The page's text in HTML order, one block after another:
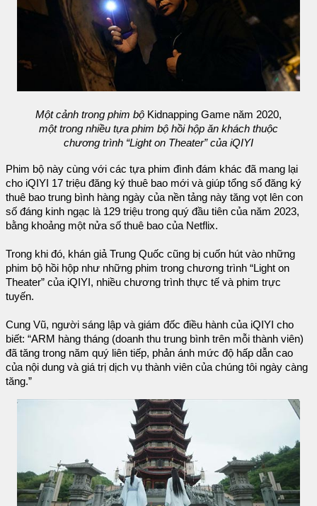
Một cảnh trong phim bộ Kidnapping Game năm 2020,
một trong nhiều tựa phim bộ hồi hộp ăn khách thuộc
chương trình “Light on Theater” của iQIYI
Phim bộ này cùng với các tựa phim đình đám khác đã mang lại
cho iQIYI 17 triệu đăng ký thuê bao mới và giúp tổng số đăng ký
thuê bao trung bình hàng ngày của nền tảng này tăng vọt lên con
số đáng kinh ngạc là 129 triệu trong quý đầu tiên của năm 2023,
bằng khoảng một nửa số thuê bao của Netflix.
Trong khi đó, khán giả Trung Quốc cũng bị cuốn hút vào những
phim bộ hồi hộp như những phim trong chương trình “Light on
Theater” của iQIYI, nhiều chương trình thực tế và phim trực
tuyến.
Cung Vũ, người sáng lập và giám đốc điều hành của iQIYI cho
biết: “ARM hàng tháng (doanh thu trung bình trên mỗi thành viên)
đã tăng trong năm quý liên tiếp, phản ánh mức độ hấp dẫn cao
của nội dung và giá trị dịch vụ thành viên của chúng tôi ngày càng
tăng.”